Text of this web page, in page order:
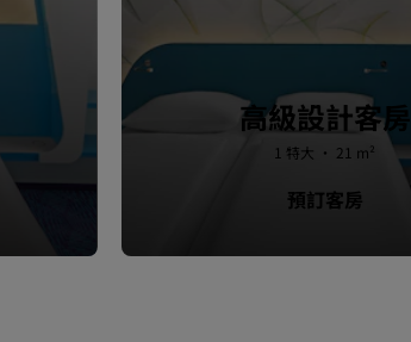
高級設計客房
1 特大 · 21 m²
預訂客房